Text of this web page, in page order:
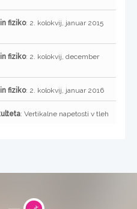
fiziko: 2. kolokvij, januar 2015
fiziko: 2. kolokvij, december
fiziko: 2. kolokvij, januar 2016
: Vertikalne napetosti v tleh